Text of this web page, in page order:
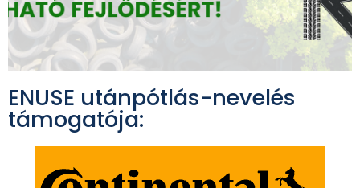
ENUSE utánpótlás-nevelés
támogatója: